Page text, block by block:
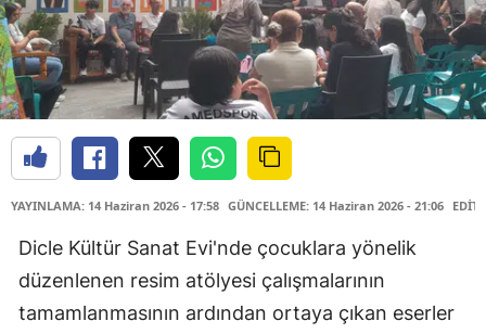
YAYINLAMA: 14 Haziran 2026 - 17:58 GÜNCELLEME: 14 Haziran 2026 - 21:06
Dicle Kültür Sanat Evi'nde çocuklara yönelik
düzenlenen resim atölyesi çalışmalarının
tamamlanmasının ardından ortaya çıkan eserler